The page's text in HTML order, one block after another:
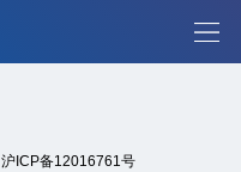
沪ICP备12016761号